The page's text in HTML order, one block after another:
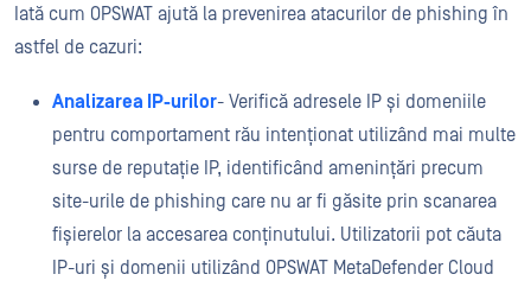
Iată cum OPSWAT ajută la prevenirea atacurilor de phishing în
astfel de cazuri:
Analizarea IP-urilor- Verifică adresele IP și domeniile
pentru comportament rău intenționat utilizând mai multe
surse de reputație IP, identificând amenințări precum
site-urile de phishing care nu ar fi găsite prin scanarea
fișierelor la accesarea conținutului. Utilizatorii pot căuta
IP-uri și domenii utilizând OPSWAT MetaDefender Cloud